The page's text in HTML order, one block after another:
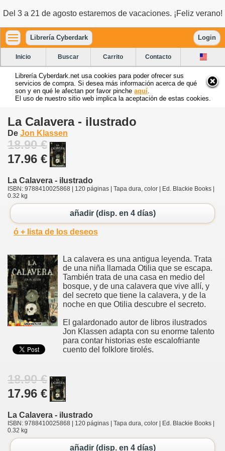
Del 3 a 21 de agosto estaremos de vacaciones. ¡Feliz verano!
Librería Cyberdark Login
Inicio Buscar Carrito Contacto
Librería Cyberdark.net usa cookies para poder ofrecer sus
servicios de compra. Si desea más información acerca de qué
son y en qué le afectan por favor pinche aquí
El uso de nuestro sitio web implica la aceptación de estas cookies.
La Calavera - ilustrado
De Jon Klassen
18.90 €
17.96 €
La Calavera - ilustrado
ISBN: 9788410025868 | 120 páginas | Tapa dura, color | Ed. Blackie Books |
0.32 kg
añadir (disp. en 4 días)
ó + lista de los deseos
La calavera es una antigua leyenda. Trata
de una niña llamada Otilia que se escapa.
También trata de una casa en medio del
bosque, y de una calavera que vive allí, y
del secreto que tiene la calavera, y de la
noche en que Otilia descubre el secreto.
El galardonado autor de libros ilustrados
Jon Klassen adapta con su enorme talento
para contar historias este escalofriante
cuento del folklore tirolés.
18.90 €
17.96 €
La Calavera - ilustrado
ISBN: 9788410025868 | 120 páginas | Tapa dura, color | Ed. Blackie Books |
0.32 kg
añadir (disp. en 4 días)